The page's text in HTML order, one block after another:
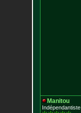
Manitou
Indépendantiste